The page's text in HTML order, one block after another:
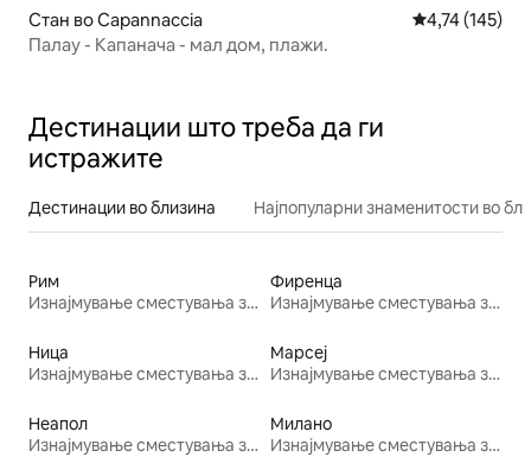
Стан во Capannaccia Просечна
4,74 (145)
Палау - Капанача - мал дом, плажи.
Дестинации што треба да ги
истражите
Дестинации во близина Најпопуларни знаменитости во
Рим
Изнајмување сместувања за одмор
Фиренца
Изнајмување сместувања за одмор
Ница
Изнајмување сместувања за одмор
Марсеј
Изнајмување сместувања за одмор
Неапол
Изнајмување сместувања за одмор
Милано
Изнајмување сместувања за одмор